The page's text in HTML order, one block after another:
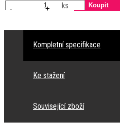
- + ks
Kompletní specifikace
Ke stažení
Související zboží